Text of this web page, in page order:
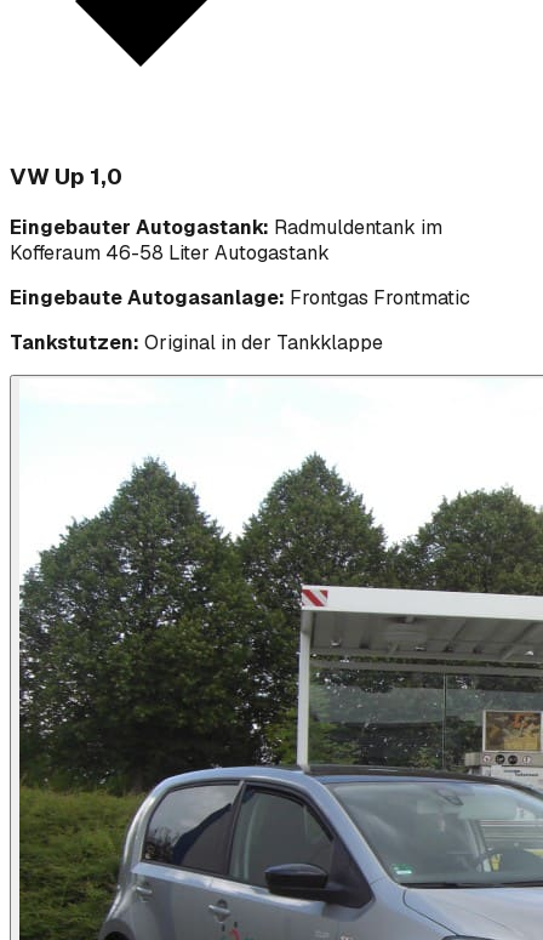
VW Up 1,0
Eingebauter Autogastank: Radmuldentank im
Kofferaum 46-58 Liter Autogastank
Eingebaute Autogasanlage: Frontgas Frontmatic
Tankstutzen: Original in der Tankklappe